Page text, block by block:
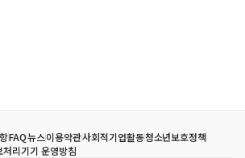
FAQ뉴스이용약관사회적기업활동청소년보호정책
처리기기 운영방침